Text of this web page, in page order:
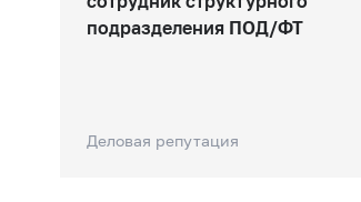
подразделения ПОД/ФТ
Деловая репутация